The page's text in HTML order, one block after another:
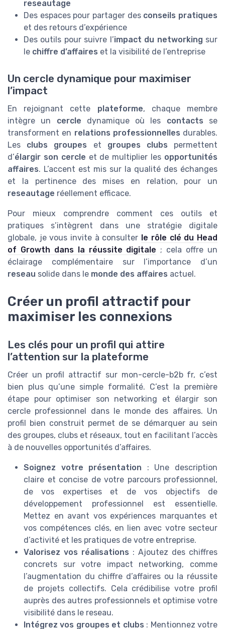
reseautage
Des espaces pour partager des conseils pratiques
et des retours d’expérience
Des outils pour suivre l’impact du networking sur
le chiffre d’affaires et la visibilité de l’entreprise
Un cercle dynamique pour maximiser
l’impact
En rejoignant cette plateforme, chaque membre
intègre un cercle dynamique où les contacts se
transforment en relations professionnelles durables.
Les clubs groupes et groupes clubs permettent
d’élargir son cercle et de multiplier les opportunités
affaires. L’accent est mis sur la qualité des échanges
et la pertinence des mises en relation, pour un
reseautage réellement efficace.
Pour mieux comprendre comment ces outils et
pratiques s’intègrent dans une stratégie digitale
globale, je vous invite à consulter le rôle clé du Head
of Growth dans la réussite digitale ; cela offre un
éclairage complémentaire sur l’importance d’un
reseau solide dans le monde des affaires actuel.
Créer un profil attractif pour
maximiser les connexions
Les clés pour un profil qui attire
l’attention sur la plateforme
Créer un profil attractif sur mon-cercle-b2b fr, c’est
bien plus qu’une simple formalité. C’est la première
étape pour optimiser son networking et élargir son
cercle professionnel dans le monde des affaires. Un
profil bien construit permet de se démarquer au sein
des groupes, clubs et réseaux, tout en facilitant l’accès
à de nouvelles opportunités d’affaires.
Soignez votre présentation : Une description
claire et concise de votre parcours professionnel,
de vos expertises et de vos objectifs de
développement professionnel est essentielle.
Mettez en avant vos expériences marquantes et
vos compétences clés, en lien avec votre secteur
d’activité et les pratiques de votre entreprise.
Valorisez vos réalisations : Ajoutez des chiffres
concrets sur votre impact networking, comme
l’augmentation du chiffre d’affaires ou la réussite
de projets collectifs. Cela crédibilise votre profil
auprès des autres professionnels et optimise votre
visibilité dans le reseau.
Intégrez vos groupes et clubs : Mentionnez votre